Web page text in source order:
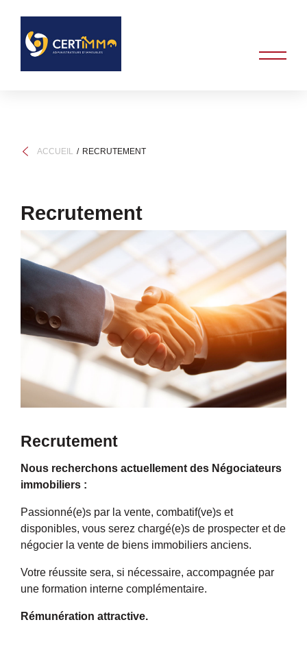
ACCUEIL RECRUTEMENT
Recrutement
Recrutement
Nous recherchons actuellement des Négociateurs
immobiliers :
Passionné(e)s par la vente, combatif(ve)s et
disponibles, vous serez chargé(e)s de prospecter et de
négocier la vente de biens immobiliers anciens.
Votre réussite sera, si nécessaire, accompagnée par
une formation interne complémentaire.
Rémunération attractive.